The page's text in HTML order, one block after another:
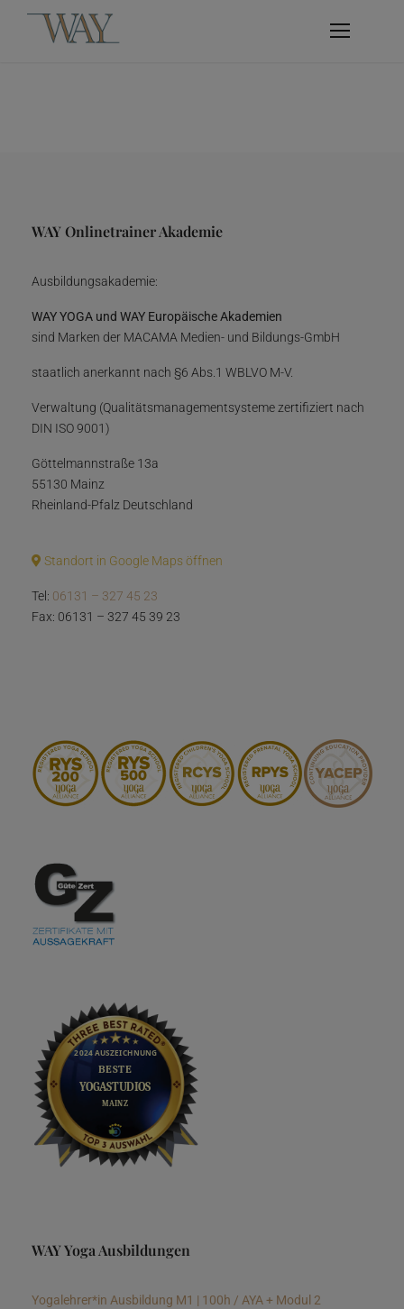
WAY Onlinetrainer Akademie
Ausbildungsakademie:
WAY YOGA und WAY Europäische Akademien
sind Marken der MACAMA Medien- und Bildungs-GmbH
staatlich anerkannt nach §6 Abs.1 WBLVO M-V.
Verwaltung (Qualitätsmanagementsysteme zertifiziert nach
DIN ISO 9001)
Göttelmannstraße 13a
55130 Mainz
Rheinland-Pfalz Deutschland
Standort in Google Maps öffnen
Tel: 06131 – 327 45 23
Fax: 06131 – 327 45 39 23
WAY Yoga Ausbildungen
Yogalehrer*in Ausbildung M1 | 100h / AYA + Modul 2